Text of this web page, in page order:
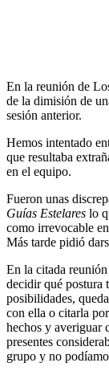
En la reunión de
de la dimisión de
sesión anterior.
Hemos intentado
que resultaba
en el equipo.
Fueron unas
Guías Estelares lo
como irrevocable
Más tarde pidió
En la citada
decidir qué postura
posibilidades,
con ella o citarla
hechos y averiguar
presentes
grupo y no